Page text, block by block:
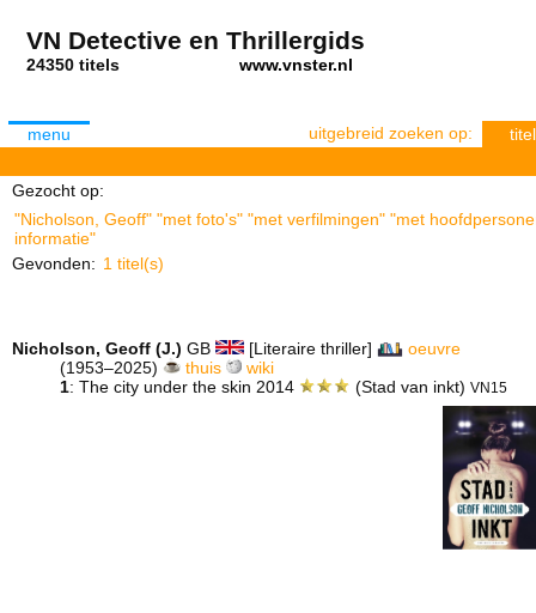
VN Detective en Thrillergids
24350 titels www.vnster.nl
menu uitgebreid zoeken op: titel
Gezocht op:
"Nicholson, Geoff" "met foto's" "met verfilmingen" "met
informatie"
Gevonden: 1 titel(s)
Nicholson, Geoff (J.) GB [Literaire thriller]
oeuvre
(1953–2025)
thuis
wiki
1: The city under the skin 2014 (Stad van inkt)VN15